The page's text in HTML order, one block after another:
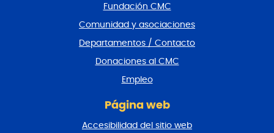
Fundación CMC
Comunidad y asociaciones
Departamentos / Contacto
Donaciones al CMC
Empleo
Página web
Accesibilidad del sitio web